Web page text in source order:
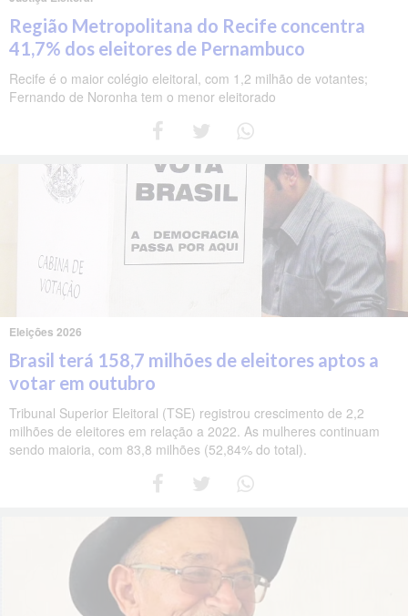
Região Metropolitana do Recife concentra
41,7% dos eleitores de Pernambuco
Recife é o maior colégio eleitoral, com 1,2 milhão de votantes;
Fernando de Noronha tem o menor eleitorado
Eleições 2026
Brasil terá 158,7 milhões de eleitores aptos a
votar em outubro
Tribunal Superior Eleitoral (TSE) registrou crescimento de 2,2
milhões de eleitores em relação a 2022. As mulheres continuam
sendo maioria, com 83,8 milhões (52,84% do total).